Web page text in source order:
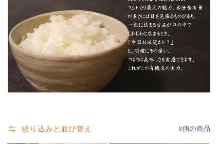
絞り込みと並び替え 8個の商品